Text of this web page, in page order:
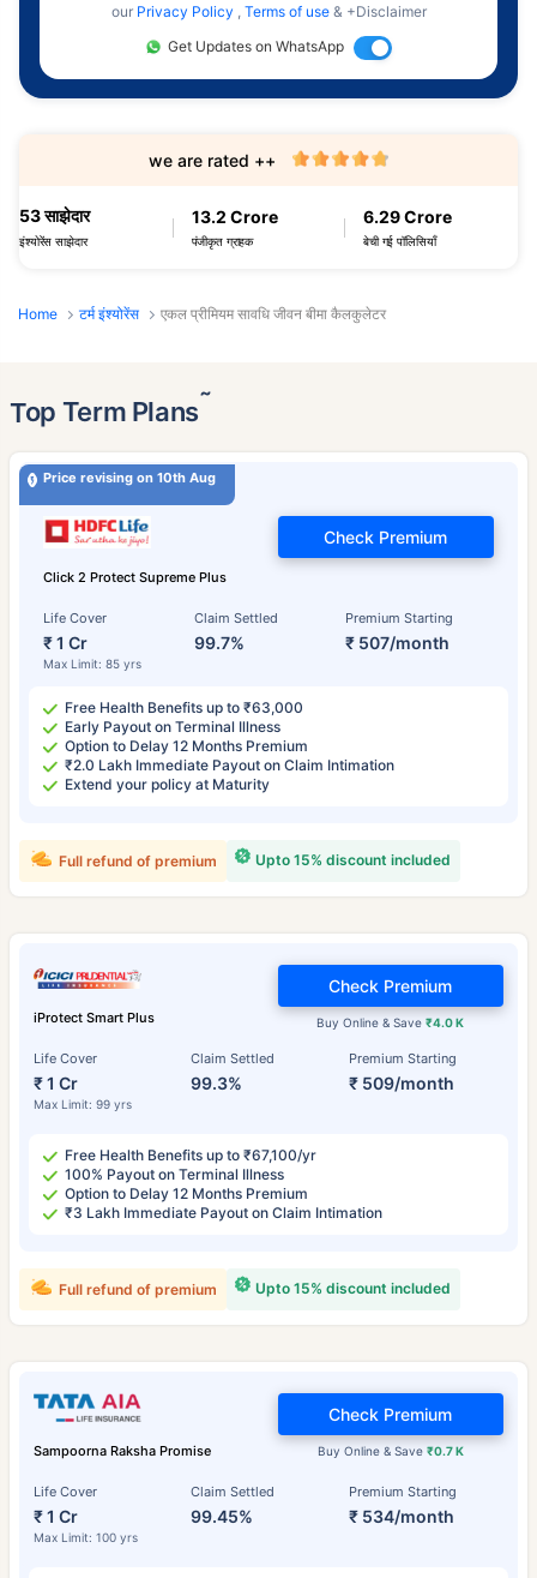
our Privacy Policy , Terms of use & +Disclaimer
Get Updates on WhatsApp
53 साझेदार
इंश्योरेंस साझेदार
13.2 Crore
पंजीकृत ग्राहक
6.29 Crore
बेची गई पॉलिसियाँ
we are rated ++
Home टर्म इंश्योरेंस एकल प्रीमियम सावधि जीवन बीमा कैलकुलेटर
Top Term Plans˜
Price revising on 10th Aug
Click 2 Protect Supreme Plus
Life Cover
₹ 1 Cr
Max Limit: 85 yrs
Claim Settled
99.7%
Premium Starting
₹ 507/month
Check Premium
Free Health Benefits up to ₹63,000
Early Payout on Terminal Illness
Option to Delay 12 Months Premium
₹2.0 Lakh Immediate Payout on Claim Intimation
Extend your policy at Maturity
Upto 15% discount included
Full refund of premium
iProtect Smart Plus
Life Cover
₹ 1 Cr
Max Limit: 99 yrs
Claim Settled
99.3%
Premium Starting
₹ 509/month
Buy Online & Save₹4.0 K
Check Premium
Free Health Benefits up to ₹67,100/yr
100% Payout on Terminal Illness
Option to Delay 12 Months Premium
₹3 Lakh Immediate Payout on Claim Intimation
Upto 15% discount included
Full refund of premium
Sampoorna Raksha Promise
Life Cover
₹ 1 Cr
Max Limit: 100 yrs
Claim Settled
99.45%
Premium Starting
₹ 534/month
Buy Online & Save ₹0.7 K
Check Premium